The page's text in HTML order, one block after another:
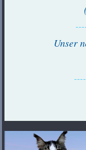
Unser